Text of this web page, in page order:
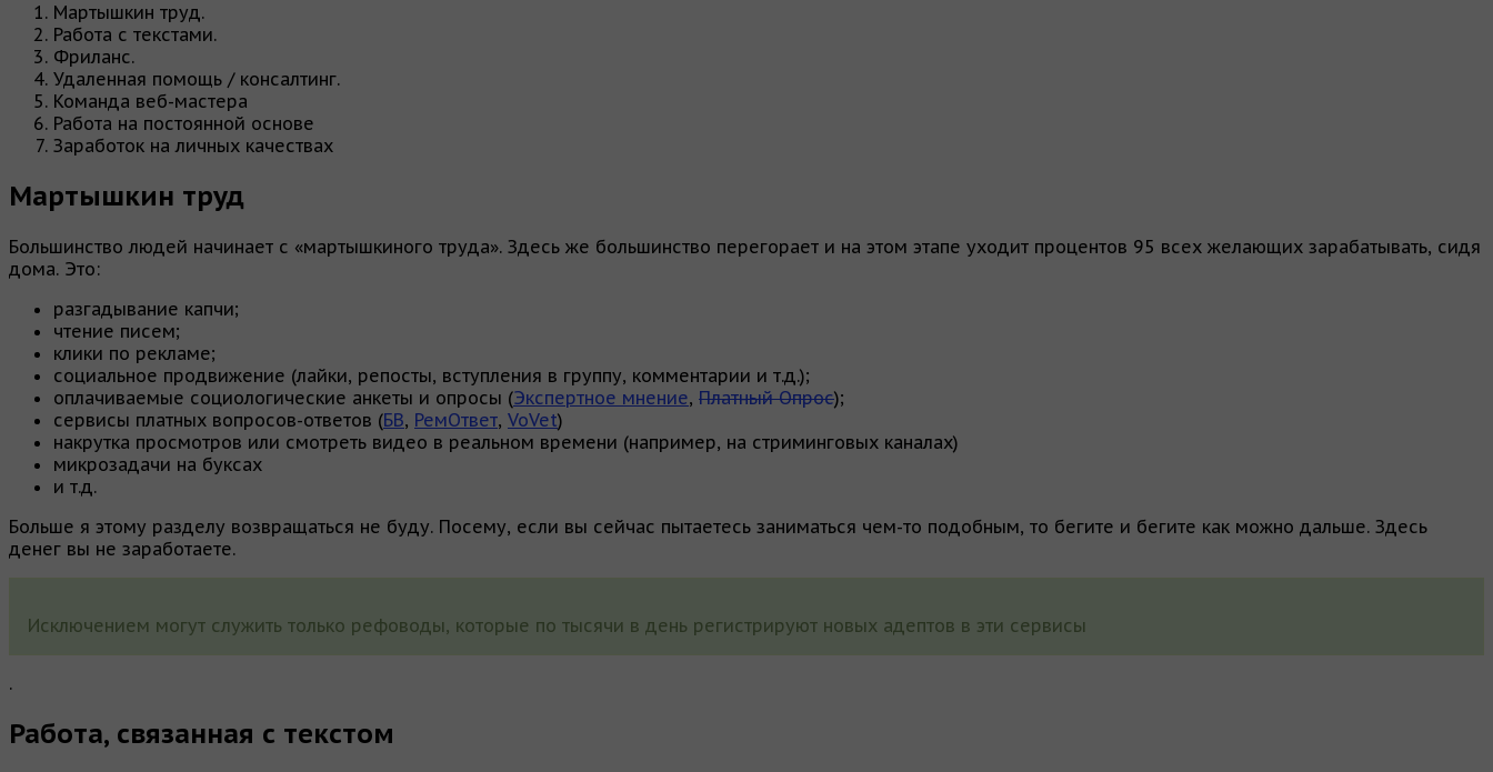
Мартышкин труд.
Работа с текстами.
Фриланс.
Удаленная помощь / консалтинг.
Команда веб-мастера
Работа на постоянной основе
Заработок на личных качествах
Мартышкин труд
Большинство людей начинает с «мартышкиного труда». Здесь же большинство перегорает и на этом этапе уходит процентов 95 всех желающих зарабатывать, сидя
дома. Это:
разгадывание капчи;
чтение писем;
клики по рекламе;
социальное продвижение (лайки, репосты, вступления в группу, комментарии и т.д.);
оплачиваемые социологические анкеты и опросы (Экспертное мнение, Платный Опрос);
сервисы платных вопросов-ответов (БВ, РемОтвет, VoVet)
накрутка просмотров или смотреть видео в реальном времени (например, на стриминговых каналах)
микрозадачи на буксах
и т.д.
Больше я этому разделу возвращаться не буду. Посему, если вы сейчас пытаетесь заниматься чем-то подобным, то бегите и бегите как можно дальше. Здесь
денег вы не заработаете.
Исключением могут служить только рефоводы, которые по тысячи в день регистрируют новых адептов в эти сервисы
.
Работа, связанная с текстом